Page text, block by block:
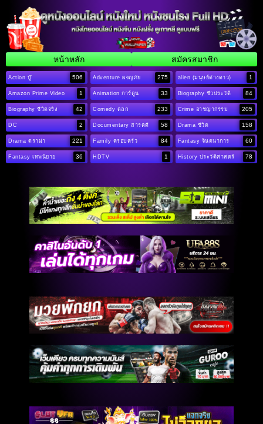
หน้าหลัก สมัครสมาชิก
Action บู๊ 506 Adventure ผจญภัย 275 alien (มนุษย์ต่างดาว) 1
Amazon Prime Video 1 Animation การ์ตูน 33 Biography ชีวประวัติ 84
Biography ชีวิตจริง 42 Comedy ตลก 233 Crime อาชญากรรม 205
DC 2 Documentary สารคดี 58 Drama ชีวิต 158
Drama ดราม่า 221 Family ครอบครัว 84 Fantasy จินตนาการ 60
Fantasy เทพนิยาย 36 HDTV 1 History ประวัติศาสตร์ 78